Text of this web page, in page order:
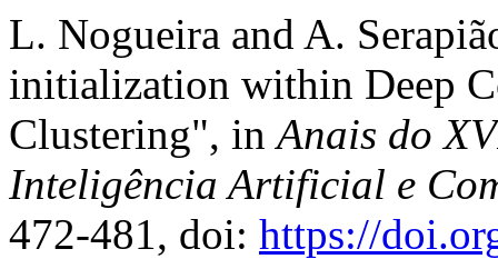
L. Nogueira and A.
initialization within Deep
Clustering", inAnais do
Inteligência Artificial e
472-481, doi: https://